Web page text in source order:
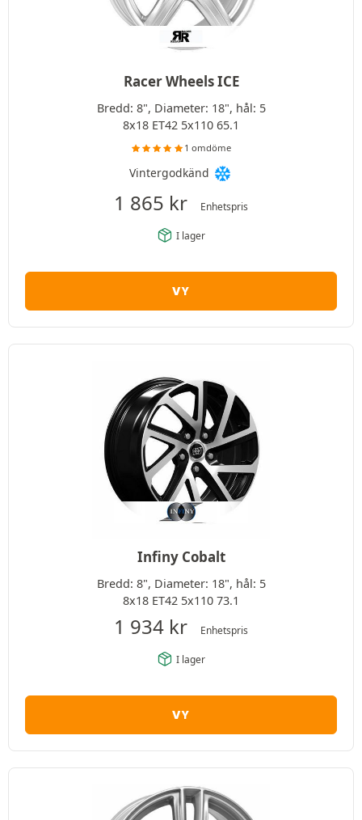
Racer Wheels ICE
Bredd: 8", Diameter: 18", hål: 5
8x18 ET42 5x110 65.1
1 omdöme
Vintergodkänd
1 865 kr Enhetspris
I lager
VY
Infiny Cobalt
Bredd: 8", Diameter: 18", hål: 5
8x18 ET42 5x110 73.1
1 934 kr Enhetspris
I lager
VY